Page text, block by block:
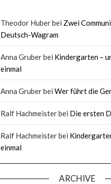
Theodor Huberbei Zwei
Deutsch-Wagram
Anna Gruberbei Kindergarten –
einmal
Anna Gruberbei Wer führt die
Ralf Hachmeisterbei Die ersten
Ralf Hachmeisterbei
einmal
ARCHIVE